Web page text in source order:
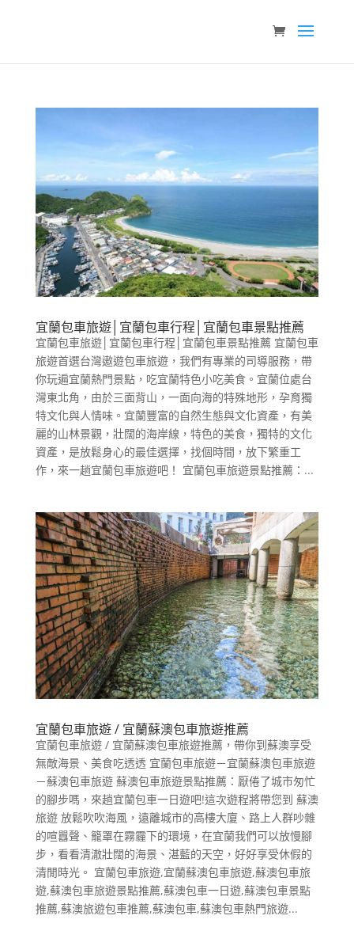
宜蘭包車旅遊│宜蘭包車行程│宜蘭包車景點推薦
宜蘭包車旅遊│宜蘭包車行程│宜蘭包車景點推薦 宜蘭包車
旅遊首選台灣遨遊包車旅遊，我們有專業的司導服務，帶
你玩遍宜蘭熱門景點，吃宜蘭特色小吃美食。宜蘭位處台
灣東北角，由於三面背山，一面向海的特殊地形，孕育獨
特文化與人情味。宜蘭豐富的自然生態與文化資產，有美
麗的山林景觀，壯闊的海岸線，特色的美食，獨特的文化
資產，是放鬆身心的最佳選擇，找個時間，放下繁重工
作，來一趟宜蘭包車旅遊吧！ 宜蘭包車旅遊景點推薦：...
宜蘭包車旅遊 / 宜蘭蘇澳包車旅遊推薦
宜蘭包車旅遊 / 宜蘭蘇澳包車旅遊推薦，帶你到蘇澳享受
無敵海景、美食吃透透 宜蘭包車旅遊－宜蘭蘇澳包車旅遊
－蘇澳包車旅遊 蘇澳包車旅遊景點推薦：厭倦了城市匆忙
的腳步嗎，來趟宜蘭包車一日遊吧!這次遊程將帶您到 蘇澳
旅遊 放鬆吹吹海風，遠離城市的高樓大廈、路上人群吵雜
的喧囂聲、籠罩在霧霾下的環境，在宜蘭我們可以放慢腳
步，看看清澈壯闊的海景、湛藍的天空，好好享受休假的
清閒時光。 宜蘭包車旅遊,宜蘭蘇澳包車旅遊,蘇澳包車旅
遊,蘇澳包車旅遊景點推薦,蘇澳包車一日遊,蘇澳包車景點
推薦,蘇澳旅遊包車推薦,蘇澳包車,蘇澳包車熱門旅遊...